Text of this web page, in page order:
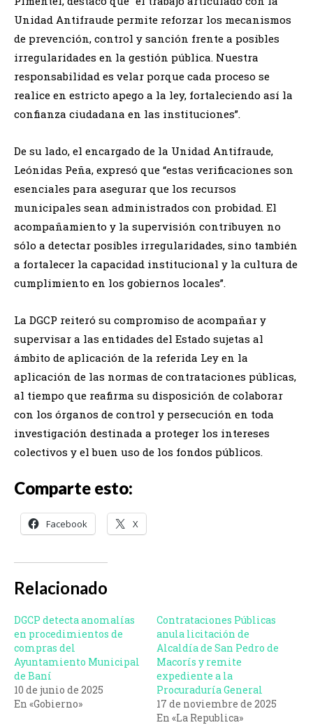
Unidad Antifraude permite reforzar los mecanismos
de prevención, control y sanción frente a posibles
irregularidades en la gestión pública. Nuestra
responsabilidad es velar porque cada proceso se
realice en estricto apego a la ley, fortaleciendo así la
confianza ciudadana en las instituciones”.
De su lado, el encargado de la Unidad Antifraude,
Leónidas Peña, expresó que “estas verificaciones son
esenciales para asegurar que los recursos
municipales sean administrados con probidad. El
acompañamiento y la supervisión contribuyen no
sólo a detectar posibles irregularidades, sino también
a fortalecer la capacidad institucional y la cultura de
cumplimiento en los gobiernos locales”.
La DGCP reiteró su compromiso de acompañar y
supervisar a las entidades del Estado sujetas al
ámbito de aplicación de la referida Ley en la
aplicación de las normas de contrataciones públicas,
al tiempo que reafirma su disposición de colaborar
con los órganos de control y persecución en toda
investigación destinada a proteger los intereses
colectivos y el buen uso de los fondos públicos.
Comparte esto:
Facebook X
Relacionado
DGCP detecta anomalías
en procedimientos de
compras del
Ayuntamiento Municipal
de Baní
10 de junio de 2025
En «Gobierno»
Contrataciones Públicas
anula licitación de
Alcaldía de San Pedro de
Macorís y remite
expediente a la
Procuraduría General
17 de noviembre de 2025
En «La Republica»